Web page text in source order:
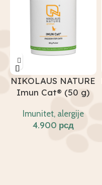
NIKOLAUS NATURE
Imun Cat® (50 g)
Imunitet, alergije
рсд